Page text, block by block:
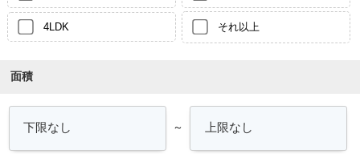
4LDK それ以上
面積
～